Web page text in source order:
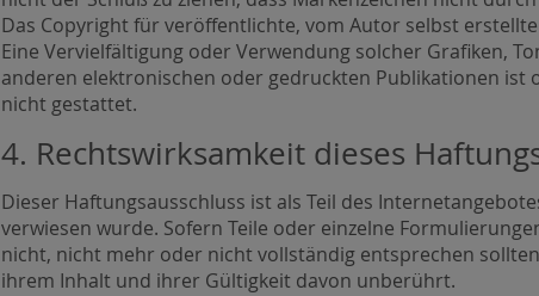
Das Copyright für veröffentlichte, vom Autor selbst
Eine Vervielfältigung oder Verwendung solcher Grafiken,
anderen elektronischen oder gedruckten Publikationen ist
nicht gestattet.
4. Rechtswirksamkeit dieses
Dieser Haftungsausschluss ist als Teil des
verwiesen wurde. Sofern Teile oder einzelne
nicht, nicht mehr oder nicht vollständig entsprechen
ihrem Inhalt und ihrer Gültigkeit davon unberührt.